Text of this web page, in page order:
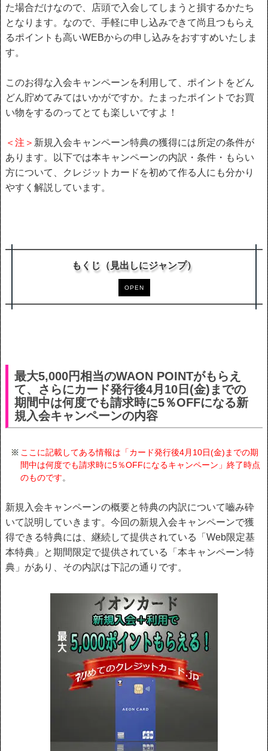
た場合だけなので、店頭で入会してしまうと損するかたち
となります。なので、手軽に申し込みできて尚且つもらえ
るポイントも高いWEBからの申し込みをおすすめいたしま
す。
このお得な入会キャンペーンを利用して、ポイントをどん
どん貯めてみてはいかがですか。たまったポイントでお買
い物をするのってとても楽しいですよ！
＜注＞ 新規入会キャンペーン特典の獲得には所定の条件が
あります。以下では本キャンペーンの内訳・条件・もらい
方について、クレジットカードを初めて作る人にも分かり
やすく解説しています。
OPEN
もくじ（見出しにジャンプ）
最大5,000円相当のWAON POINTがもらえ
て、さらにカード発行後4月10日(金)までの
期間中は何度でも請求時に5％OFFになる新
規入会キャンペーンの内容
ここに記載してある情報は「カード発行後4月10日(金)までの期
間中は何度でも請求時に5％OFFになるキャンペーン」終了時点
のものです。
新規入会キャンペーンの概要と特典の内訳について嚙み砕
いて説明していきます。今回の新規入会キャンペーンで獲
得できる特典には、継続して提供されている「Web限定基
本特典」と期間限定で提供されている「本キャンペーン特
典」があり、その内訳は下記の通りです。